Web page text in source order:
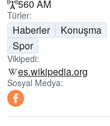
560 AM
Türler:
Haberler
Konuşma
Spor
Vikipedi:
es.wikipedia.org
Sosyal Medya: